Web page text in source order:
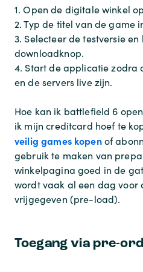
1. Open de digitale winkel
2. Typ de titel van de game
3. Selecteer de testversie
downloadknop.
4. Start de applicatie zodra
en de servers live zijn.
Hoe kan ik battlefield 6
ik mijn creditcard hoef te
veilig games kopenof
gebruik te maken van
winkelpagina goed in de
wordt vaak al een dag voor
vrijgegeven (pre-load).
Toegang via pre-